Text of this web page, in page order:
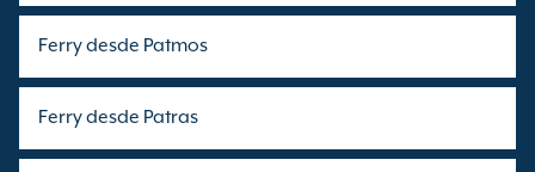
Ferry desde Patmos
Ferry desde Patras